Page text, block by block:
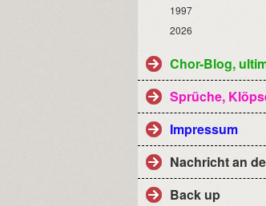
1997
2026
Chor-Blog,
Sprüche,
Impressum
Nachricht an
Back up